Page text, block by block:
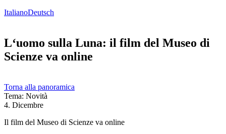
ItalianoDeutsch
L‘uomo sulla Luna: il film del Museo di
Scienze va online
Torna alla panoramica
Tema: Novità
4. Dicembre
Il film del Museo di Scienze va online